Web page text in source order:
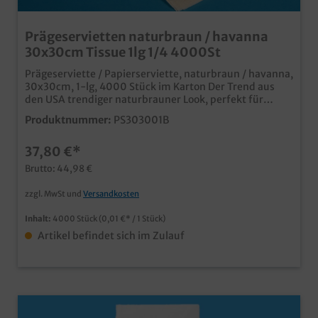
Prägeservietten naturbraun / havanna
30x30cm Tissue 1lg 1/4 4000St
Prägeserviette / Papierserviette, naturbraun / havanna,
30x30cm, 1-lg, 4000 Stück im Karton Der Trend aus
den USA trendiger naturbrauner Look, perfekt für
modernes Fastfood unterstützt den Bio Auftritt Ihres
Unternehmens ab 100.000 Stück (25 Kartons) auch
Druckanfrage
Produktnummer: PS303001B
37,80 €*
Brutto: 44,98 €
zzgl. MwSt und Versandkosten
Inhalt: 4000 Stück (0,01 €* / 1 Stück)
Artikel befindet sich im Zulauf